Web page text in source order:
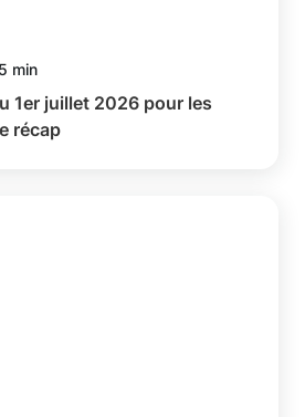
5 min
1er juillet 2026 pour les
récap